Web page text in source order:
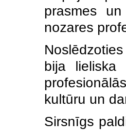
prasmes
nozares
bija lieliska
kultūru un
Sirsnīgs